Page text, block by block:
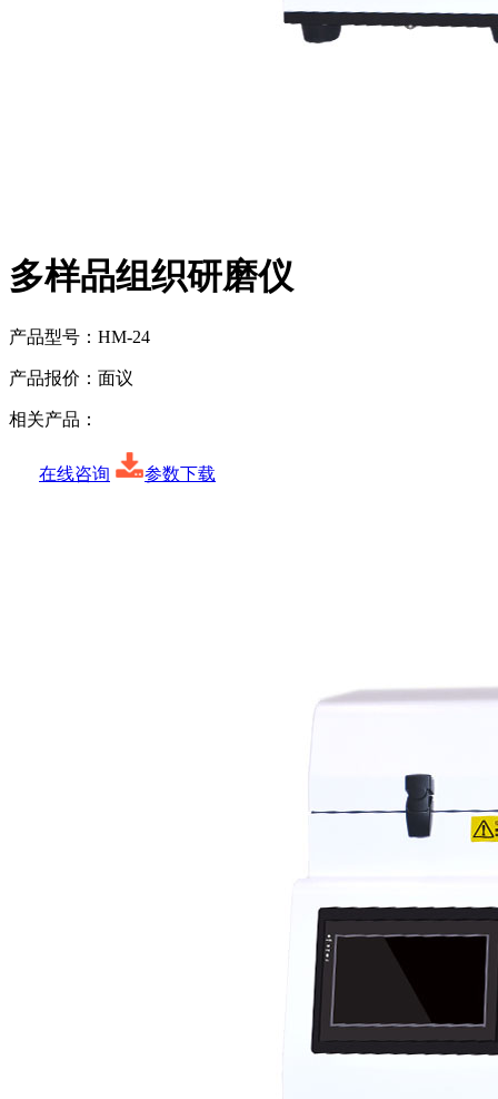
多样品组织研磨仪
产品型号： HM-24
产品报价： 面议
相关产品：
在线咨询 参数下载